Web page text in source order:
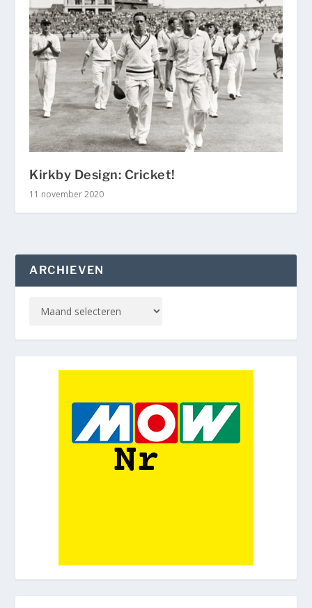
Kirkby Design: Cricket!
11 november 2020
ARCHIEVEN